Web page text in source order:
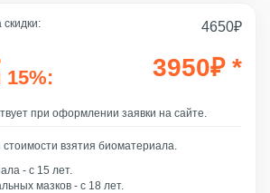
4650₽
15%:
3950₽ *
при оформлении заявки на сайте.
стоимости взятия биоматериала.
- c 15 лет.
мазков - с 18 лет.